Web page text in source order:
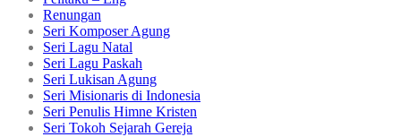
Renungan
Seri Komposer Agung
Seri Lagu Natal
Seri Lagu Paskah
Seri Lukisan Agung
Seri Misionaris di Indonesia
Seri Penulis Himne Kristen
Seri Tokoh Sejarah Gereja